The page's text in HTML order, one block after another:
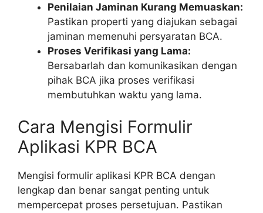
Penilaian Jaminan Kurang Memuaskan:
Pastikan properti yang diajukan sebagai
jaminan memenuhi persyaratan BCA.
Proses Verifikasi yang Lama:
Bersabarlah dan komunikasikan dengan
pihak BCA jika proses verifikasi
membutuhkan waktu yang lama.
Cara Mengisi Formulir
Aplikasi KPR BCA
Mengisi formulir aplikasi KPR BCA dengan
lengkap dan benar sangat penting untuk
mempercepat proses persetujuan. Pastikan